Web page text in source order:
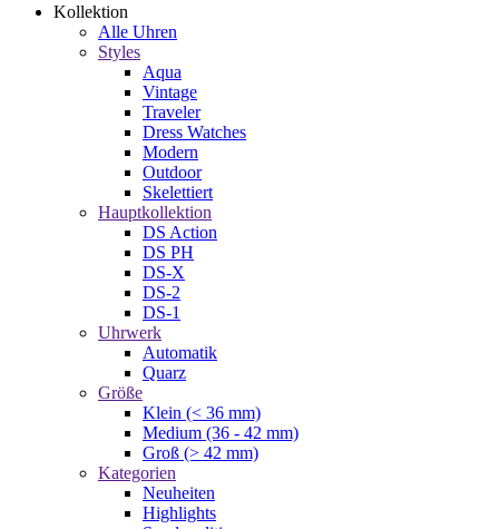
Kollektion
Alle Uhren
Styles
Aqua
Vintage
Traveler
Dress Watches
Modern
Outdoor
Skelettiert
Hauptkollektion
DS Action
DS PH
DS-X
DS-2
DS-1
Uhrwerk
Automatik
Quarz
Größe
Klein (< 36 mm)
Medium (36 - 42 mm)
Groß (> 42 mm)
Kategorien
Neuheiten
Highlights